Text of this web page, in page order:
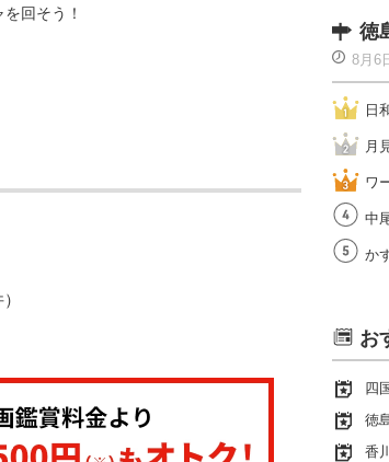
回そう！
徳
8月6
日
月
ワ
中
か
お
四
徳
香